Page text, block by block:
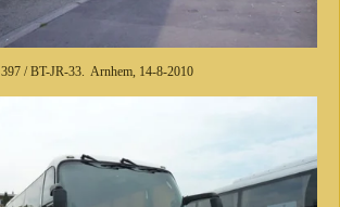
397 / BT-JR-33. Arnhem, 14-8-2010